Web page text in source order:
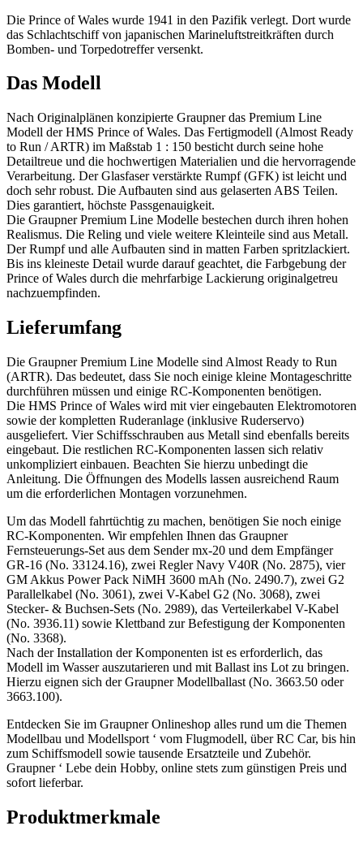
Die Prince of Wales wurde 1941 in den Pazifik verlegt. Dort wurde
das Schlachtschiff von japanischen Marineluftstreitkräften durch
Bomben- und Torpedotreffer versenkt.
Das Modell
Nach Originalplänen konzipierte Graupner das Premium Line
Modell der HMS Prince of Wales. Das Fertigmodell (Almost Ready
to Run / ARTR) im Maßstab 1 : 150 besticht durch seine hohe
Detailtreue und die hochwertigen Materialien und die hervorragende
Verarbeitung. Der Glasfaser verstärkte Rumpf (GFK) ist leicht und
doch sehr robust. Die Aufbauten sind aus gelaserten ABS Teilen.
Dies garantiert, höchste Passgenauigkeit.
Die Graupner Premium Line Modelle bestechen durch ihren hohen
Realismus. Die Reling und viele weitere Kleinteile sind aus Metall.
Der Rumpf und alle Aufbauten sind in matten Farben spritzlackiert.
Bis ins kleineste Detail wurde darauf geachtet, die Farbgebung der
Prince of Wales durch die mehrfarbige Lackierung originalgetreu
nachzuempfinden.
Lieferumfang
Die Graupner Premium Line Modelle sind Almost Ready to Run
(ARTR). Das bedeutet, dass Sie noch einige kleine Montageschritte
durchführen müssen und einige RC-Komponenten benötigen.
Die HMS Prince of Wales wird mit vier eingebauten Elektromotoren
sowie der kompletten Ruderanlage (inklusive Ruderservo)
ausgeliefert. Vier Schiffsschrauben aus Metall sind ebenfalls bereits
eingebaut. Die restlichen RC-Komponenten lassen sich relativ
unkompliziert einbauen. Beachten Sie hierzu unbedingt die
Anleitung. Die Öffnungen des Modells lassen ausreichend Raum
um die erforderlichen Montagen vorzunehmen.
Um das Modell fahrtüchtig zu machen, benötigen Sie noch einige
RC-Komponenten. Wir empfehlen Ihnen das Graupner
Fernsteuerungs-Set aus dem Sender mx-20 und dem Empfänger
GR-16 (No. 33124.16), zwei Regler Navy V40R (No. 2875), vier
GM Akkus Power Pack NiMH 3600 mAh (No. 2490.7), zwei G2
Parallelkabel (No. 3061), zwei V-Kabel G2 (No. 3068), zwei
Stecker- & Buchsen-Sets (No. 2989), das Verteilerkabel V-Kabel
(No. 3936.11) sowie Klettband zur Befestigung der Komponenten
(No. 3368).
Nach der Installation der Komponenten ist es erforderlich, das
Modell im Wasser auszutarieren und mit Ballast ins Lot zu bringen.
Hierzu eignen sich der Graupner Modellballast (No. 3663.50 oder
3663.100).
Entdecken Sie im Graupner Onlineshop alles rund um die Themen
Modellbau und Modellsport ‘ vom Flugmodell, über RC Car, bis hin
zum Schiffsmodell sowie tausende Ersatzteile und Zubehör.
Graupner ‘ Lebe dein Hobby, online stets zum günstigen Preis und
sofort lieferbar.
Produktmerkmale